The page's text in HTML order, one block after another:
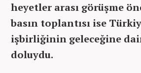
heyetler arası görüşme
basın toplantısı ise
işbirliğinin geleceğine
doluydu.